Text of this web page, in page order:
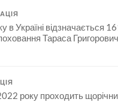
в Україні відзначається
Тараса
року проходить